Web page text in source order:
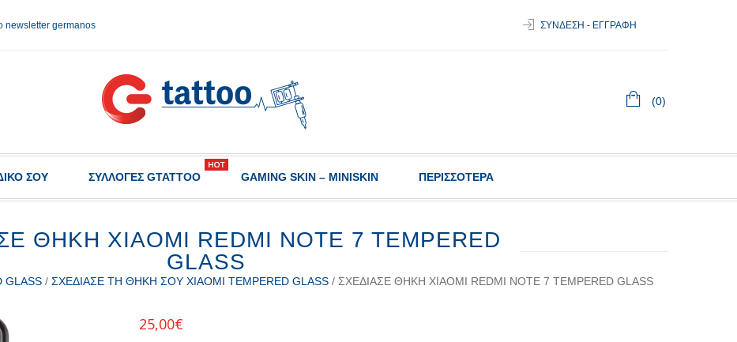
newsletter germanos ΣΥΝΔΕΣΗ - ΕΓΓΡΑΦΗ
(0)
ΣΟΥ ΣΥΛΛΟΓΈΣ GTATTOO GAMING SKIN – MINISKIN ΠΕΡΙΣΣΟΤΕΡΑ
ΘΉΚΗ XIAOMI REDMI NOTE 7 TEMPERED
GLASS
/ ΣΧΕΔΊΑΣΕ ΤΗ ΘΉΚΗ ΣΟΥ XIAOMI TEMPERED GLASS/ ΣΧΕΔΊΑΣΕ ΘΉΚΗ XIAOMI REDMI NOTE 7 TEMPERED GLASS
25,00€